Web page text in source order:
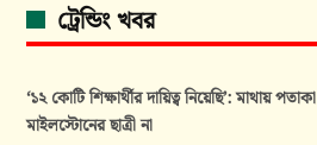
ট্রেন্ডিং খবর
‘১২ কোটি শিক্ষার্থীর দায়িত্ব নিয়েছি’: মাথায়
মাইলস্টোনের ছাত্রী না